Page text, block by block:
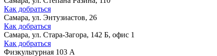
Как добраться
Самара, ул. Энтузиастов, 26
Как добраться
Самара, ул. Стара-Загора, 142 Б, офис 1
Как добраться
Физкультурная 103 А